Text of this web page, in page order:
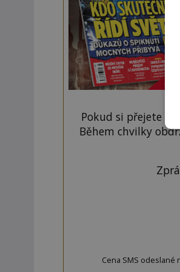
Pokud si přejete
Během chvilky
Cena SMS odeslané